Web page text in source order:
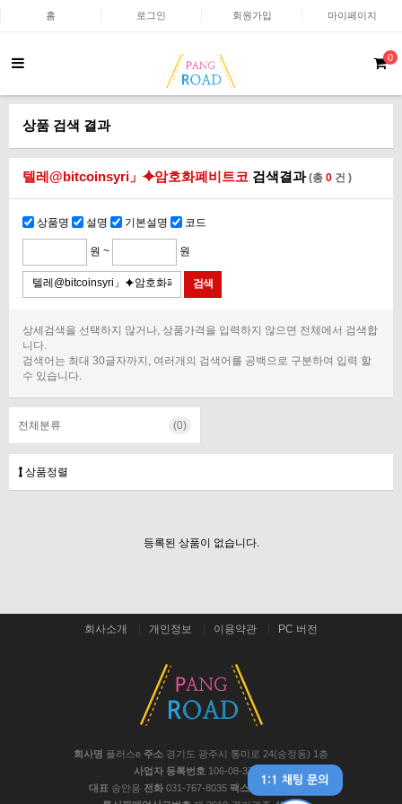
홈 로그인 회원가입 마이페이지
0
상품 검색 결과
텔레@bitcoinsyri」⯌암호화폐비트코 검색결과(총 0 건 )
상품명 설명 기본설명 코드
원 ~ 원
상세검색을 선택하지 않거나, 상품가격을 입력하지 않으면 전체에서 검색합
니다.
검색어는 최대 30글자까지, 여러개의 검색어를 공백으로 구분하여 입력 할
수 있습니다.
전체분류 (0)
상품정렬
등록된 상품이 없습니다.
회사소개 개인정보 이용약관 PC 버전
회사명 플러스e 주소 경기도 광주시 통미로 24(송정동) 1층
사업자 등록번호 106-08-37441
대표 송안용 전화 031-767-8035 팩스 031-767-8048